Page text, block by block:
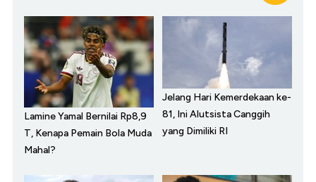
Lamine Yamal Bernilai Rp8,9
T, Kenapa Pemain Bola Muda
Mahal?
Jelang Hari Kemerdekaan ke-
81, Ini Alutsista Canggih
yang Dimiliki RI